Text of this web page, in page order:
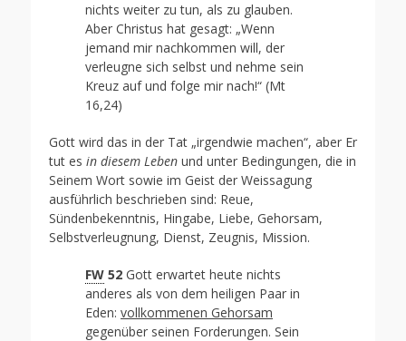
nichts weiter zu tun, als zu glauben.
Aber Christus hat gesagt: „Wenn
jemand mir nachkommen will, der
verleugne sich selbst und nehme sein
Kreuz auf und folge mir nach!“ (Mt
16,24)
Gott wird das in der Tat „irgendwie machen“, aber Er
tut es in diesem Leben und unter Bedingungen, die in
Seinem Wort sowie im Geist der Weissagung
ausführlich beschrieben sind: Reue,
Sündenbekenntnis, Hingabe, Liebe, Gehorsam,
Selbstverleugnung, Dienst, Zeugnis, Mission.
FW 52 Gott erwartet heute nichts
anderes als von dem heiligen Paar in
Eden: vollkommenen Gehorsam
gegenüber seinen Forderungen. Sein